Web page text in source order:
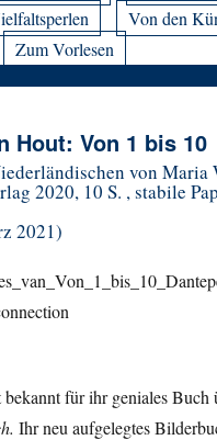
Von den
Zum Vorlesen
Hout: Von 1 bis 10
von Maria
2020, 10 S. , stabile
2021)
für ihr geniales Buch
Ihr neu aufgelegtes